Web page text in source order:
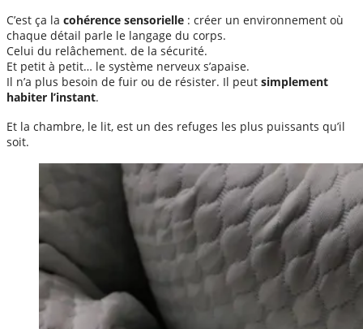
C’est ça la cohérence sensorielle : créer un environnement où
chaque détail parle le langage du corps.
Celui du relâchement. de la sécurité.
Et petit à petit… le système nerveux s’apaise.
Il n’a plus besoin de fuir ou de résister. Il peut simplement
habiter l’instant.
Et la chambre, le lit, est un des refuges les plus puissants qu’il
soit.